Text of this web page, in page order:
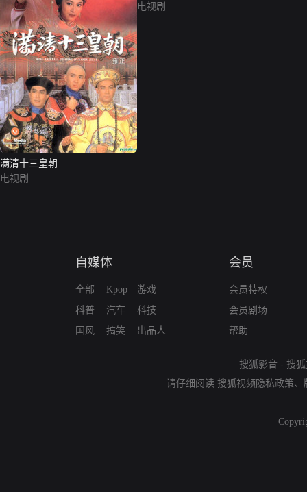
满清十三皇朝
电视剧
电视剧
自媒体
全部
科普
国风
Kpop
汽车
搞笑
游戏
科技
出品人
会员
会员特权
会员剧场
帮助
搜狐影音 - 搜
请仔细阅读 搜狐视频隐私政策、